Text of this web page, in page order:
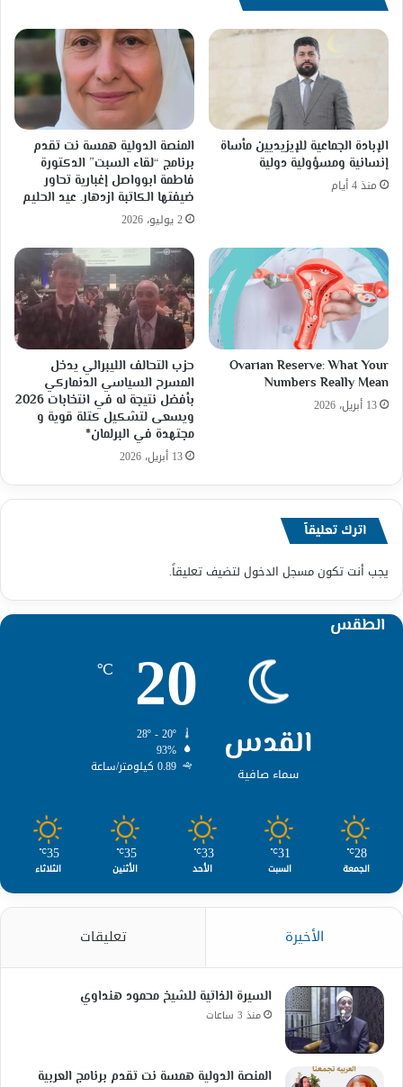
الإبادة الجماعية للإيزيديين مأساة
إنسانية ومسؤولية دولية
منذ 4 أيام
المنصة الدولية همسة نت تقدم
برنامج “لقاء السبت” الدكتورة
فاطمة ابوواصل إغبارية تحاور
ضيفتها الكاتبة ازدهار. عيد الحليم
2 يوليو، 2026
Ovarian Reserve: What Your
Numbers Really Mean
13 أبريل، 2026
حزب التحالف الليبرالي يدخل
المسرح السياسي الدنماركي
بأفضل نتيجة له في انتخابات 2026
ويسعى لتشكيل كتلة قوية و
مجتهدة في البرلمان*
13 أبريل، 2026
اترك تعليقاً
يجب أنت تكونمسجل الدخول لتضيف تعليقاً.
الطقس
القدس
سماء صافية
20
℃
93%
0.89 كيلومتر/ساعة
28
℃
الجمعة
31
℃
السبت
33
℃
الأحد
35
℃
الأثنين
35
℃
الثلاثاء
الأخيرة تعليقات
السيرة الذاتية للشيخ محمود هنداوي
منذ 3 ساعات
المنصة الدولية همسة نت تقدم برنامج العربية